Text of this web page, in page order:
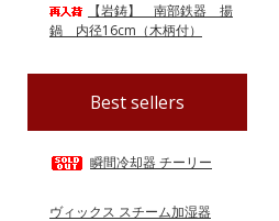
【岩鋳】 南部鉄器 揚
鍋 内径16cm（木柄付）
Best sellers
瞬間冷却器 チーリー
ヴィックス スチーム加湿器